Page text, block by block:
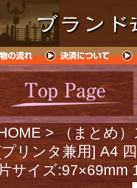
> （まとめ
リンタ兼用] A4
サイズ:97×69mm